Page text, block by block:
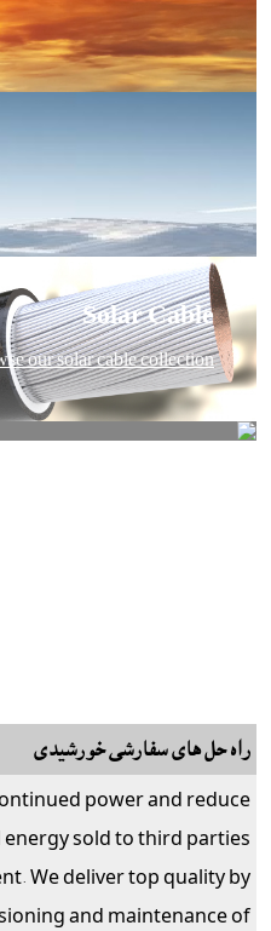
Solar Cable
our solar cable collection
راه حل های سفارشی خورشیدی
power and reduce
sold to third parties.
We deliver top quality by
and maintenance of